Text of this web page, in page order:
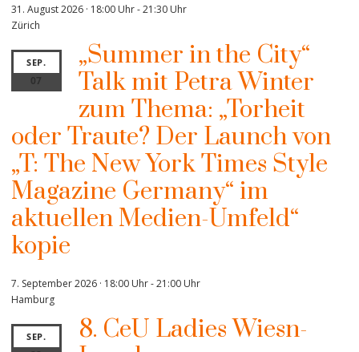
31. August 2026 · 18:00 Uhr-21:30 Uhr
Zürich
SEP.
07
„Summer in the City“
Talk mit Petra Winter
zum Thema: „Torheit
oder Traute? Der Launch von
„T: The New York Times Style
Magazine Germany“ im
aktuellen Medien-Umfeld“
kopie
7. September 2026 · 18:00 Uhr-21:00 Uhr
Hamburg
SEP.
8. CeU Ladies Wiesn-